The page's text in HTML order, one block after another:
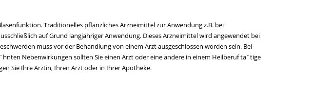
Traditionelles pflanzliches Arzneimittel zur Anwendung z.B. bei
auf Grund langjähriger Anwendung. Dieses Arzneimittel wird angewendet bei
muss vor der Behandlung von einem Arzt ausgeschlossen worden sein. Bei
Nebenwirkungen sollten Sie einen Arzt oder eine andere in einem Heilberuf ta¨tige
Sie Ihre Ärztin, Ihren Arzt oder in Ihrer Apotheke.